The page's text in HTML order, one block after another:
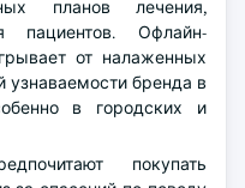
планов лечения,
пациентов. Офлайн-
от налаженных
узнаваемости бренда в
в городских и
покупать